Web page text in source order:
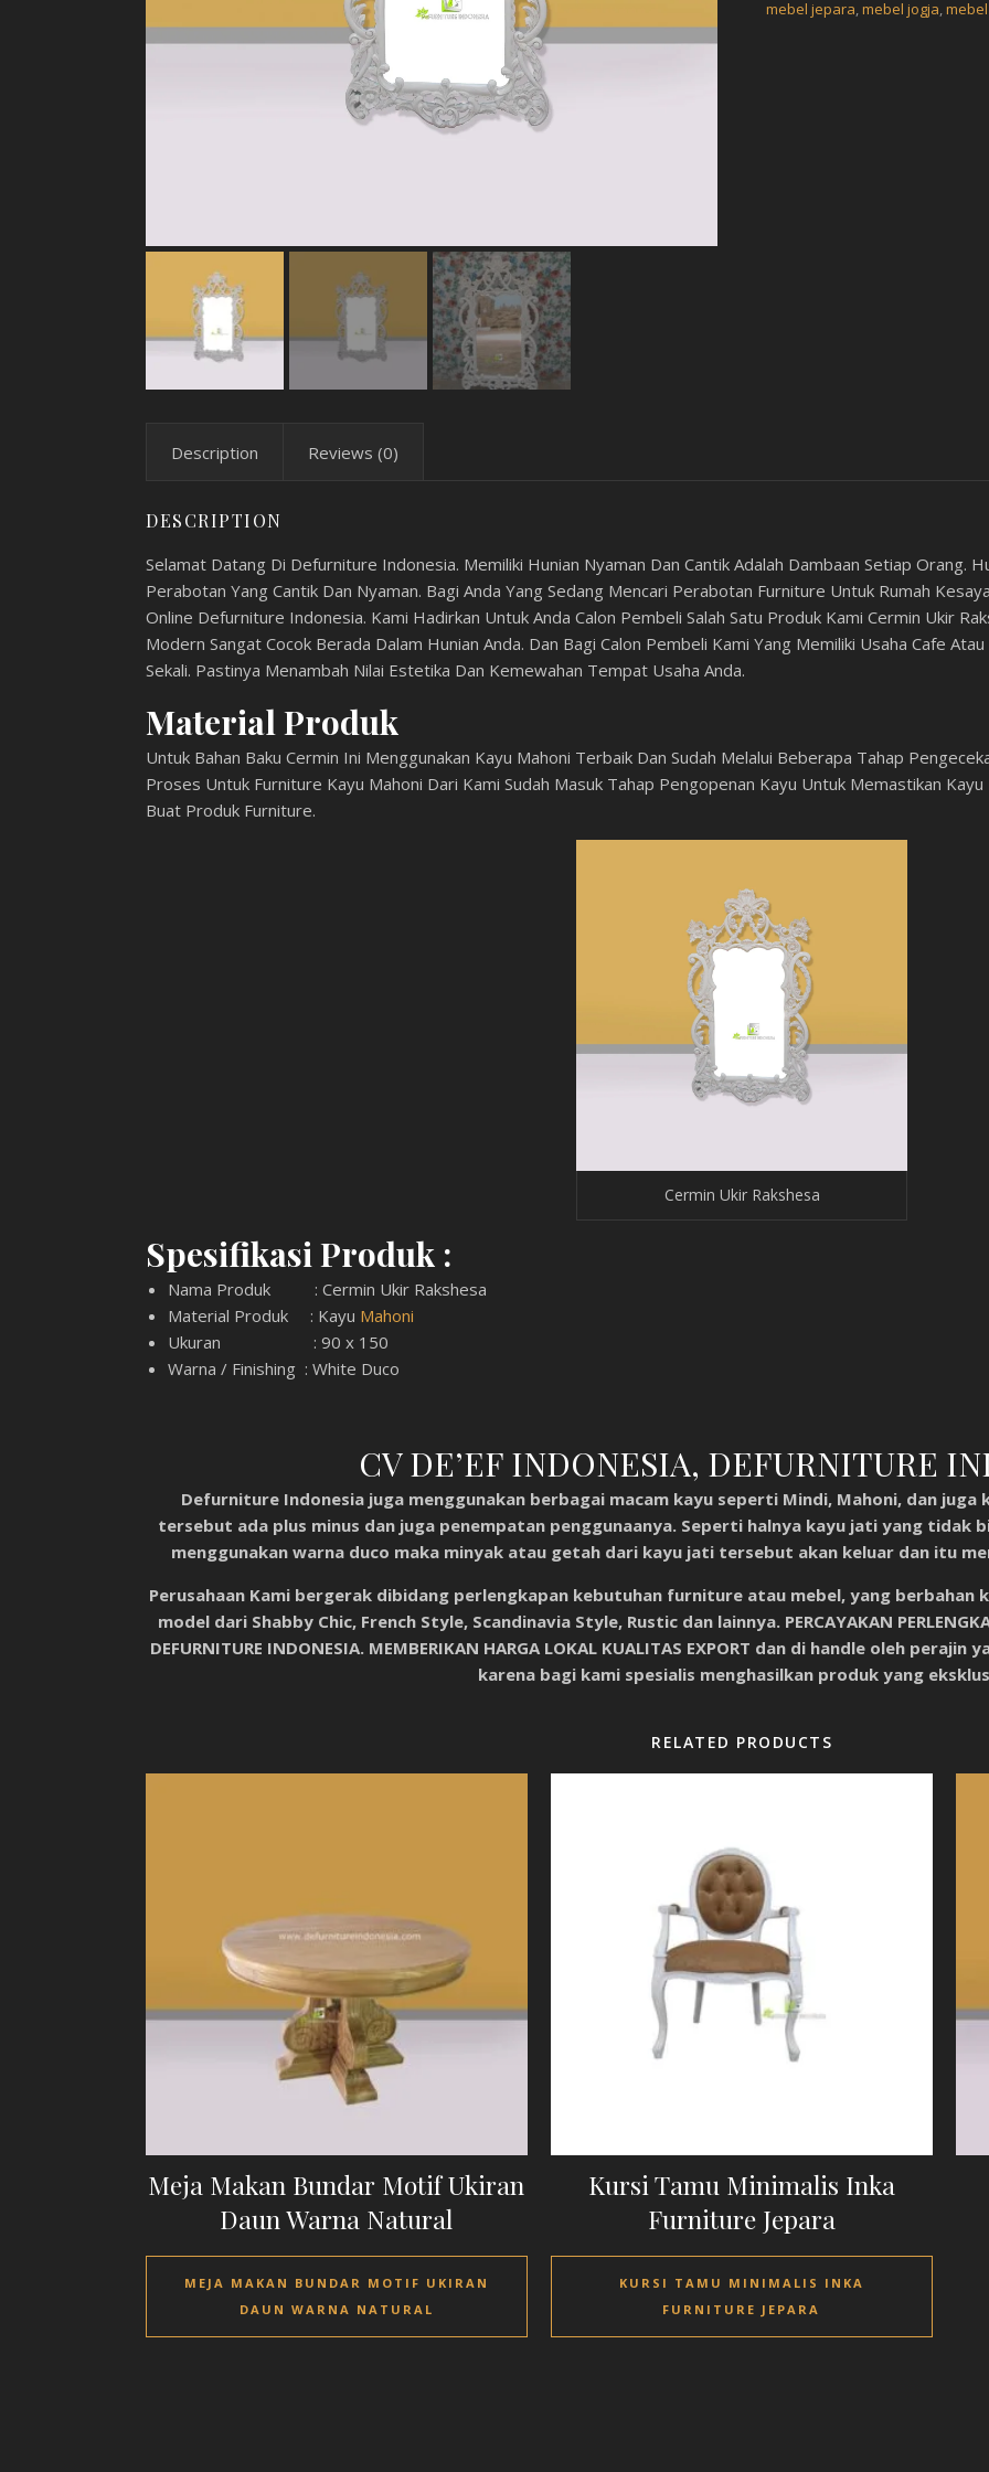
mebel jepara,mebel jogja,
Description Reviews (0)
DESCRIPTION
Selamat Datang Di Defurniture Indonesia. Memiliki Hunian Nyaman Dan Cantik Adalah Dambaan Setiap Orang.
Perabotan Yang Cantik Dan Nyaman. Bagi Anda Yang Sedang Mencari Perabotan Furniture Untuk Rumah
Online Defurniture Indonesia. Kami Hadirkan Untuk Anda Calon Pembeli Salah Satu Produk Kami Cermin Ukir
Modern Sangat Cocok Berada Dalam Hunian Anda. Dan Bagi Calon Pembeli Kami Yang Memiliki Usaha Cafe
Sekali. Pastinya Menambah Nilai Estetika Dan Kemewahan Tempat Usaha Anda.
Material Produk
Untuk Bahan Baku Cermin Ini Menggunakan Kayu Mahoni Terbaik Dan Sudah Melalui Beberapa Tahap
Proses Untuk Furniture Kayu Mahoni Dari Kami Sudah Masuk Tahap Pengopenan Kayu Untuk Memastikan
Buat Produk Furniture.
Cermin Ukir Rakshesa
Spesifikasi Produk :
Nama Produk : Cermin Ukir Rakshesa
Material Produk : Kayu Mahoni
Ukuran : 90 x 150
Warna / Finishing : White Duco
CV DE’EF INDONESIA, DEFURNITURE
Defurniture Indonesia juga menggunakan berbagai macam kayu seperti Mindi, Mahoni, dan juga
tersebut ada plus minus dan juga penempatan penggunaanya. Seperti halnya kayu jati yang tidak
menggunakan warna duco maka minyak atau getah dari kayu jati tersebut akan keluar dan itu
Perusahaan Kami bergerak dibidang perlengkapan kebutuhan furniture atau mebel, yang berbahan
model dari Shabby Chic, French Style, Scandinavia Style, Rustic dan lainnya. PERCAYAKAN
DEFURNITURE INDONESIA. MEMBERIKAN HARGA LOKAL KUALITAS EXPORT dan di handle oleh perajin
karena bagi kami spesialis menghasilkan produk yang
RELATED PRODUCTS
Meja Makan Bundar Motif Ukiran
Daun Warna Natural
MEJA MAKAN BUNDAR MOTIF UKIRAN
DAUN WARNA NATURAL
Kursi Tamu Minimalis Inka
Furniture Jepara
KURSI TAMU MINIMALIS INKA
FURNITURE JEPARA